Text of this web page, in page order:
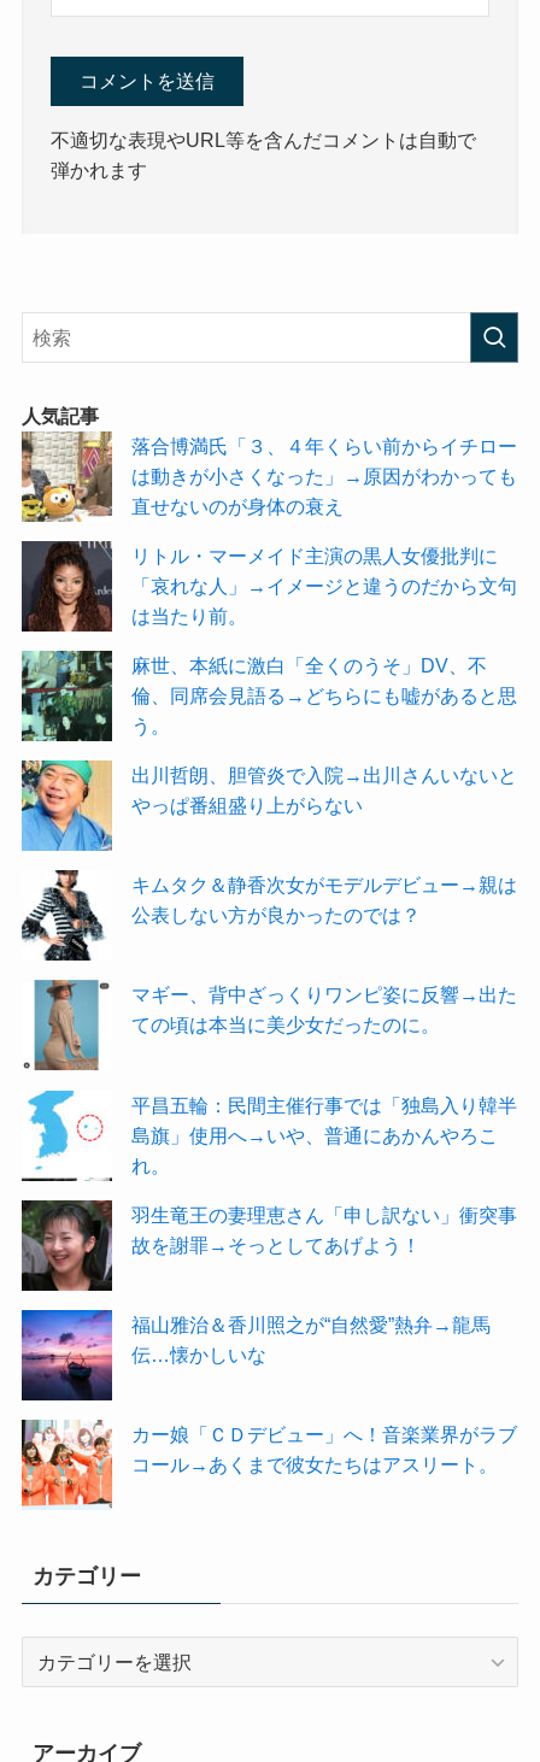
不適切な表現やURL等を含んだコメントは自動で
弾かれます
人気記事
落合博満氏「３、４年くらい前からイチロー
は動きが小さくなった」→原因がわかっても
直せないのが身体の衰え
リトル・マーメイド主演の黒人女優批判に
「哀れな人」→イメージと違うのだから文句
は当たり前。
麻世、本紙に激白「全くのうそ」DV、不
倫、同席会見語る→どちらにも嘘があると思
う。
出川哲朗、胆管炎で入院→出川さんいないと
やっぱ番組盛り上がらない
キムタク＆静香次女がモデルデビュー→親は
公表しない方が良かったのでは？
マギー、背中ざっくりワンピ姿に反響→出た
ての頃は本当に美少女だったのに。
平昌五輪：民間主催行事では「独島入り韓半
島旗」使用へ→いや、普通にあかんやろこ
れ。
羽生竜王の妻理恵さん「申し訳ない」衝突事
故を謝罪→そっとしてあげよう！
福山雅治＆香川照之が“自然愛”熱弁→龍馬
伝…懐かしいな
カー娘「ＣＤデビュー」へ！音楽業界がラブ
コール→あくまで彼女たちはアスリート。
カテゴリー
リ
アーカイブ